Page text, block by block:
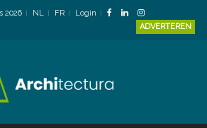
2026 NL FR
Login
ADVERTEREN